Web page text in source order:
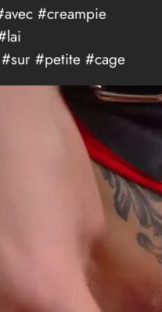
#creampie
#petite #cage